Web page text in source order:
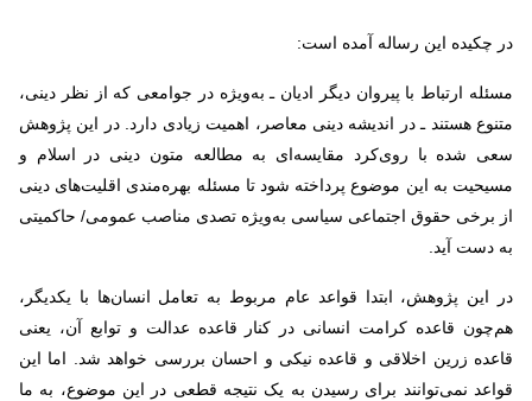
در چکیده این رساله آمده است:
مسئله ارتباط با پیروان دیگر ادیان ـ به‌ویژه در جوامعی که از نظر دینی،
متنوع هستند ـ در اندیشه دینی معاصر، اهمیت زیادی دارد. در این پژوهش
سعى شده با روی‌کرد مقایسه‌ای به مطالعه متون دینی در اسلام و
مسیحیت به این موضوع پرداخته شود تا مسئله بهره‌مندی اقلیت‌های دینی
از برخی حقوق اجتماعی سیاسی به‌ویژه تصدی مناصب عمومی/ حاکمیتی
به دست آيد.
در اين پژوهش، ابتدا قواعد عام مربوط به تعامل انسان‌ها با یکدیگر،
هم‌چون قاعده کرامت انسانی در کنار قاعده عدالت و توابع آن، یعنی
قاعده زرين اخلاقی و قاعده نیکی و احسان بررسى خواهد شد. اما این
قواعد نمی‌توانند برای رسیدن به یک نتیجه قطعی در این موضوع، به ما